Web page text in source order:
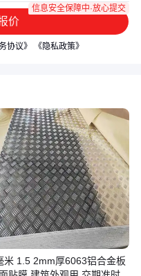
价
信息安全保障中·放心提交
协议》 《隐私政策》
米 1.5 2mm厚6063铝合金板